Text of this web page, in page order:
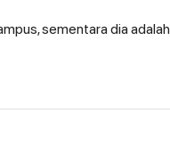
sementara dia